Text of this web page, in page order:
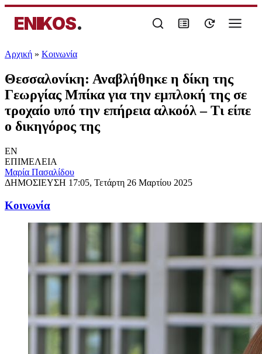
ENIKOS.
Αρχική » Κοινωνία
Θεσσαλονίκη: Αναβλήθηκε η δίκη της
Γεωργίας Μπίκα για την εμπλοκή της σε
τροχαίο υπό την επήρεια αλκοόλ – Τι είπε
ο δικηγόρος της
EN
ΕΠΙΜΕΛΕΙΑ
Μαρία Πασαλίδου
ΔΗΜΟΣΙΕΥΣΗ 17:05, Τετάρτη 26 Μαρτίου 2025
Κοινωνία